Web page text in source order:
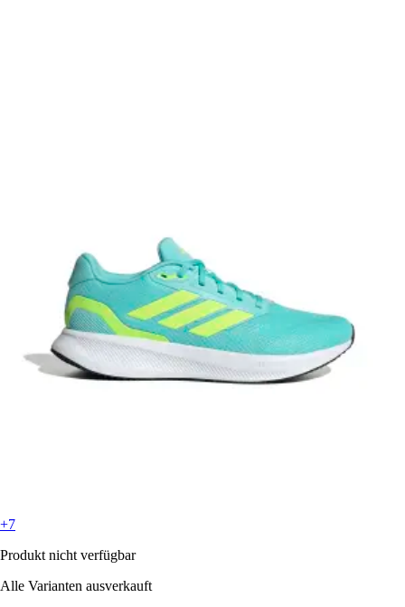
+7
Produkt nicht verfügbar
Alle Varianten ausverkauft